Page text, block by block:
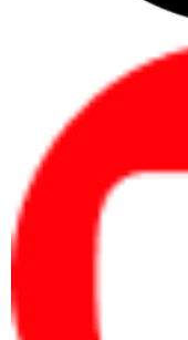
Đặc biệt, với NVIDIA
1500MHz, TGP 85W
xử lý mượt mà các
Dead Redemption 2.
Gaming 3 là một sự lựa
sở hữu một chiếc laptop
dụng khác nhau.
Laptop Lenovo IdeaPad
linh hoạt, giúp người